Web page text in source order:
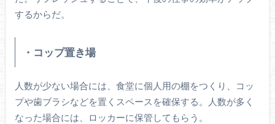
するからだ。
・コップ置き場
人数が少ない場合には、食堂に個人用の棚をつくり、コッ
プや歯ブラシなどを置くスペースを確保する。人数が多く
なった場合には、ロッカーに保管してもらう。